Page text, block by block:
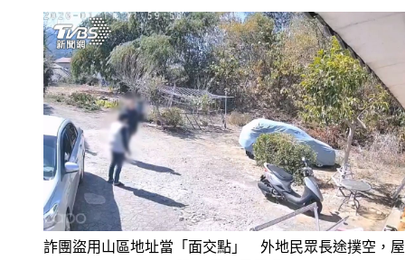
詐團盜用山區地址當「面交點」 外地民眾長途撲空，